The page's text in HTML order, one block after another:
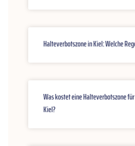
Halteverbotszone in Kiel: Welche
Was kostet eine Halteverbotszone
Kiel?